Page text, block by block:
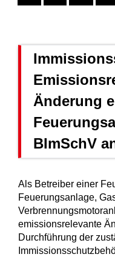
Änderung
BImSchV
Als Betreiber einer
Feuerungsanlage,
emissionsrelevante
Durchführung der